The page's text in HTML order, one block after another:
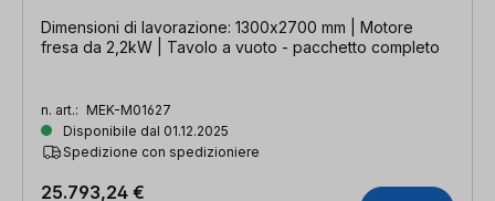
Dimensioni di lavorazione: 1300x2700 mm | Motore
fresa da 2,2kW | Tavolo a vuoto - pacchetto completo
n. art.: MEK-M01627
Disponibile dal 01.12.2025
Spedizione con spedizioniere
25.793,24 €